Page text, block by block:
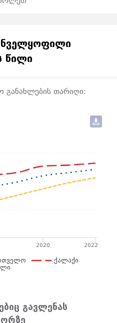
ᲬᲘᲚᲘ
განახლების თარიღი:
ქალაქი
2020 2022
გავლენას